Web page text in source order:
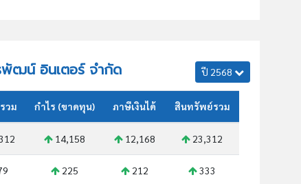
ฒน์ อินเตอร์ จำกัด ปี 2568
วม กำไร (ขาดทุน) ภาษีเงินได้ สินทรัพย์รวม
14,158 12,168 23,312
225 212 333